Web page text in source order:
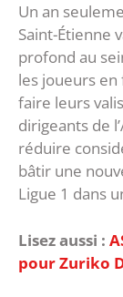
Un an
Saint-Étienne
profond au
les joueurs en
faire leurs
dirigeants de
réduire
bâtir une
Ligue 1 dans
Lisez aussi :
pour Zuriko